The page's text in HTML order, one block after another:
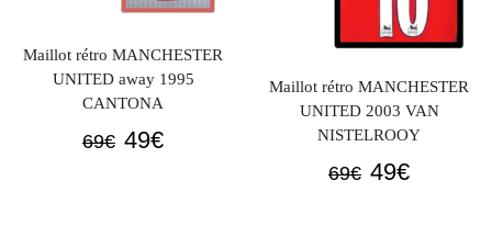
Maillot rétro MANCHESTER
UNITED away 1995
CANTONA
69€ Le
49€Le
Maillot rétro MANCHESTER
UNITED 2003 VAN
NISTELROOY
69€ Le
49€Le